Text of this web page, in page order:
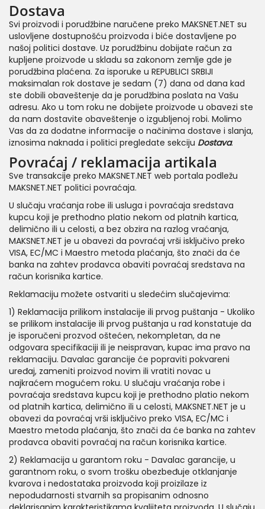
Dostava
Svi proizvodi i porudžbine naručene preko MAKSNET.NET su
uslovljene dostupnošću proizvoda i biće dostavljene po
našoj politici dostave. Uz porudžbinu dobijate račun za
kupljene proizvode u skladu sa zakonom zemlje gde je
porudžbina plaćena. Za isporuke u REPUBLICI SRBIJI
maksimalan rok dostave je sedam (7) dana od dana kad
ste dobili obaveštenje da je porudžbina poslata na Vašu
adresu. Ako u tom roku ne dobijete proizvode u obavezi ste
da nam dostavite obaveštenje o izgubljenoj robi. Molimo
Vas da za dodatne informacije o načinima dostave i slanja,
iznosima naknada i politici pregledate sekciju Dostava.
Povraćaj / reklamacija artikala
Sve transakcije preko MAKSNET.NET web portala podležu
MAKSNET.NET politici povraćaja.
U slučaju vraćanja robe ili usluga i povraćaja sredstava
kupcu koji je prethodno platio nekom od platnih kartica,
delimično ili u celosti, a bez obzira na razlog vraćanja,
MAKSNET.NET je u obavezi da povraćaj vrši isključivo preko
VISA, EC/MC i Maestro metoda plaćanja, što znači da će
banka na zahtev prodavca obaviti povraćaj sredstava na
račun korisnika kartice.
Reklamaciju možete ostvariti u sledećim slučajevima:
1) Reklamacija prilikom instalacije ili prvog puštanja - Ukoliko
se prilikom instalacije ili prvog puštanja u rad konstatuje da
je isporučeni prozvod oštećen, nekompletan, da ne
odgovara specifikaciji ili je neispravan, kupac ima pravo na
reklamaciju. Davalac garancije će popraviti pokvareni
uređaj, zameniti proizvod novim ili vratiti novac u
najkraćem mogućem roku. U slučaju vraćanja robe i
povraćaja sredstava kupcu koji je prethodno platio nekom
od platnih kartica, delimično ili u celosti, MAKSNET.NET je u
obavezi da povraćaj vrši isključivo preko VISA, EC/MC i
Maestro metoda plaćanja, što znači da će banka na zahtev
prodavca obaviti povraćaj na račun korisnika kartice.
2) Reklamacija u garantom roku - Davalac garancije, u
garantnom roku, o svom trošku obezbeđuje otklanjanje
kvarova i nedostataka proizvoda koji proizilaze iz
nepodudarnosti stvarnih sa propisanim odnosno